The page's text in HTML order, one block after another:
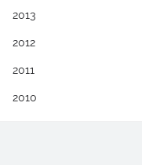
2013
2012
2011
2010